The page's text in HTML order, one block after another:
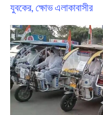
যুবকের, ক্ষোভ এলাকাবাসীর